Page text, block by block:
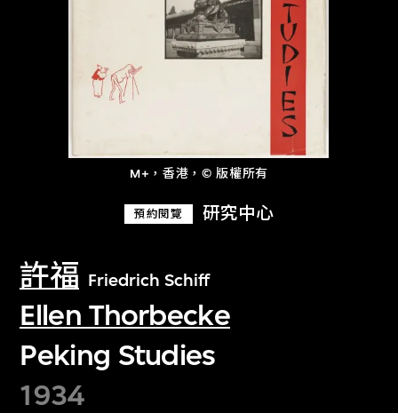
M+，香港，© 版權所有
預約閱覽 研究中心
許福 Friedrich Schiff
Ellen Thorbecke
Peking Studies
1934
探索世界頂級的二十及二十一世紀視覺
文化藏品。